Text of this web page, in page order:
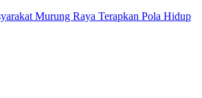
Murung Raya Terapkan Pola Hidup